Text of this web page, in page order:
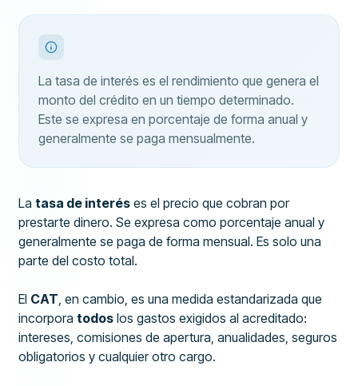
La tasa de interés es el rendimiento que genera el
monto del crédito en un tiempo determinado.
Este se expresa en porcentaje de forma anual y
generalmente se paga mensualmente.
Latasa de interés es el precio que cobran por
prestarte dinero. Se expresa como porcentaje anual y
generalmente se paga de forma mensual. Es solo una
parte del costo total.
El CAT, en cambio, es una medida estandarizada que
incorporatodos los gastos exigidos al acreditado:
intereses, comisiones de apertura, anualidades, seguros
obligatorios y cualquier otro cargo.